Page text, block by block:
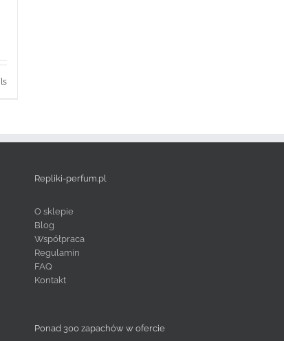
Repliki-perfum.pl
O sklepie
Blog
Współpraca
Regulamin
FAQ
Kontakt
Ponad 300 zapachów w ofercie